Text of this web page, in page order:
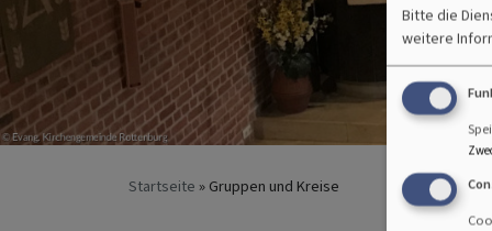
Startseite Gruppen und Kreise
Bitte die
weitere